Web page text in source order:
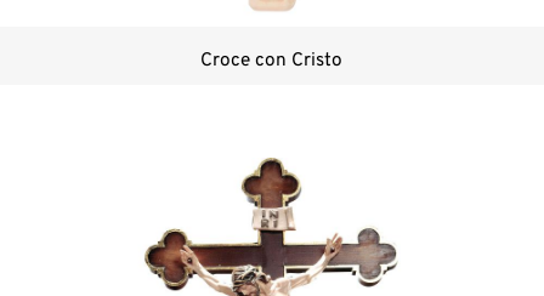
Croce con Cristo